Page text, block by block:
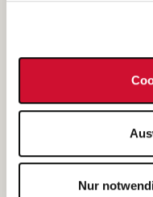
Nur
Bewerbung als
Bewerbung als Erzieher*in
AWO Gliederungen nach